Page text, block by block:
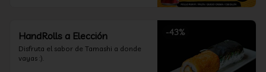
-43%
HandRolls a Elección
Disfruta el sabor de Tamashi a donde
vayas :).